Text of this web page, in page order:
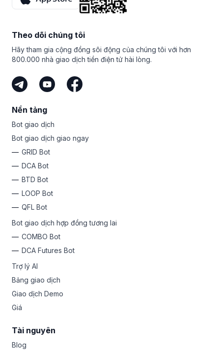
thế nào để có thêm động lực?
Bitsgap. Miễn là bạn có đối tượng mục tiêu và chia sẻ liên
kết duy nhất của mình, bạn có thể kiếm tiền với tư cách là
đơn vị tiếp thị liên kết của Bitsgap. Đó là cách dễ nhất để
kiếm tiền từ tiền mã hóa mà không phải mạo hiểm số tiền
của chính bạn.
Theo dõi chúng tôi
Hãy tham gia cộng đồng sôi động của chúng tôi với hơn
800.000 nhà giao dịch tiền điện tử hài lòng.
Nền tảng
Bot giao dịch
Bot giao dịch giao ngay
GRID Bot
DCA Bot
BTD Bot
LOOP Bot
QFL Bot
Bot giao dịch hợp đồng tương lai
COMBO Bot
DCA Futures Bot
Trợ lý AI
Bảng giao dịch
Giao dịch Demo
Giá
Tài nguyên
Blog